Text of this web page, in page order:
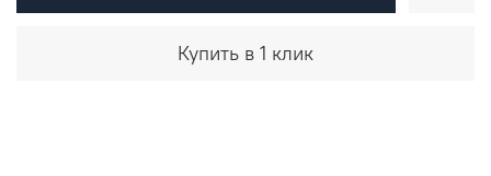
Купить в 1 клик